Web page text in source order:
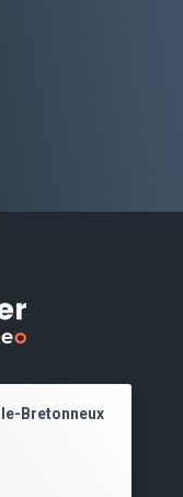
Bretonneux